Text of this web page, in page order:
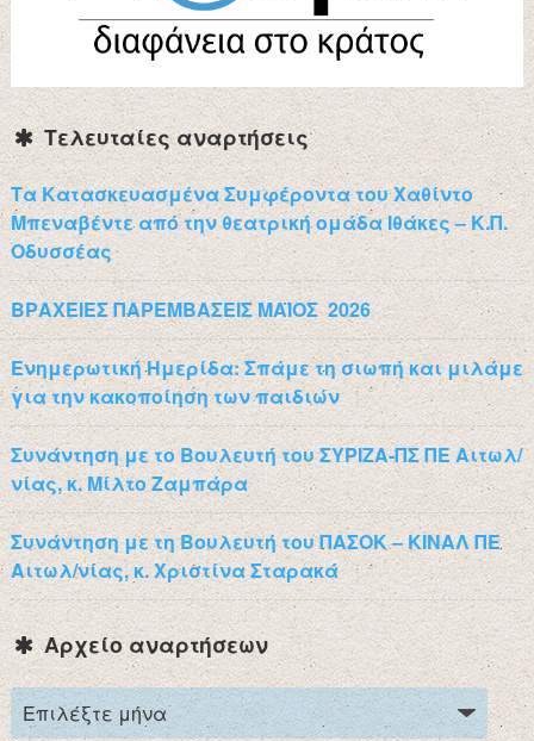
Τελευταίες αναρτήσεις
Τα Κατασκευασμένα Συμφέροντα του Χαθίντο
Μπεναβέντε από την θεατρική ομάδα Ιθάκες – Κ.Π.
Οδυσσέας
ΒΡΑΧΕΙΕΣ ΠΑΡΕΜΒΑΣΕΙΣ ΜΑΪΟΣ 2026
Ενημερωτική Ημερίδα: Σπάμε τη σιωπή και μιλάμε
για την κακοποίηση των παιδιών
Συνάντηση με το Βουλευτή του ΣΥΡΙΖΑ-ΠΣ ΠΕ Αιτωλ/
νίας, κ. Μίλτο Ζαμπάρα
Συνάντηση με τη Βουλευτή του ΠΑΣΟΚ – ΚΙΝΑΛ ΠΕ
Αιτωλ/νίας, κ. Χριστίνα Σταρακά
Αρχείο αναρτήσεων